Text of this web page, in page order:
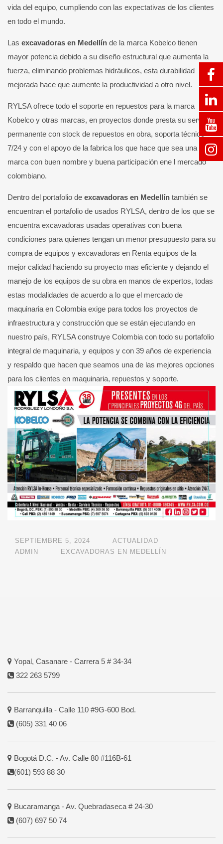
vida del equipo, cumpliendo con las expectativas de los clientes
en todo el mundo.
Las excavadoras en Medellín de la marca Kobelco tienen
mayor potencia debido a su diseño estructural que aumenta la
fuerza, eliminando problemas hidráulicos, esta durabilidad
mejorada hace que aumente la productividad a otro nivel.
RYLSA ofrece todo el soporte en repuestos para la marca
Kobelco y otras marcas, en proyectos donde presta su servicio
permanente con stock de repuestos en obra, soporta técnico
7/24 y con el apoyo de la fabrica los que hace que sea una
marca con buen nombre y buena participación ene l mercado
colombiano.
Dentro del portafolio de excavadoras en Medellín también se
encuentran el portafolio de usados RYLSA, dentro de los que se
encuentra excavadoras usadas operativas con buena
condiciones para quienes tengan un menor presupuesto para su
compra de equipos y excavadoras en Renta equipos de la
mejor calidad haciendo su proyecto mas eficiente y dejando el
manejo de los equipos de su obra en manos de expertos, todas
estas modalidades de acuerdo a lo que el mercado de
maquinaria en Colombia exige para todos los proyectos de
infraestructura y construcción que se están ejecutando en
nuestro país, RYLSA construye Colombia con todo su portafolio
integral de maquinaria, y equipos y con 39 años de experiencia
y respaldo que hacen que seamos una de las mejores opciones
para los clientes en maquinaria, repuestos y soporte.
SEPTIEMBRE 5, 2024
ACTUALIDAD
ADMIN
EXCAVADORAS EN MEDELLÍN
Yopal, Casanare - Carrera 5 # 34-34
322 263 5799
Barranquilla - Calle 110 #9G-600 Bod.
(605) 331 40 06
Bogotá D.C. - Av. Calle 80 #116B-61
(601) 593 88 30
Bucaramanga - Av. Quebradaseca # 24-30
(607) 697 50 74